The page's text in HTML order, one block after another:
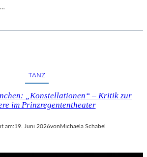
TANZ
„Konstellationen“ – Kritik zur
im Prinzregententheater
am:19. Juni 2026vonMichaela Schabel